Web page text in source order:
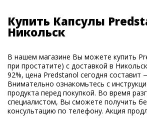
Купить Капсулы
Никольск
В нашем магазине Вы можете купить
при простатите) с доставкой в
92%, цена Predstanol сегодня составит
Внимательно ознакомьтесь с
продукта перед покупкой. Во время
специалистом, Вы сможете получить
консультацию по телефону. Акция